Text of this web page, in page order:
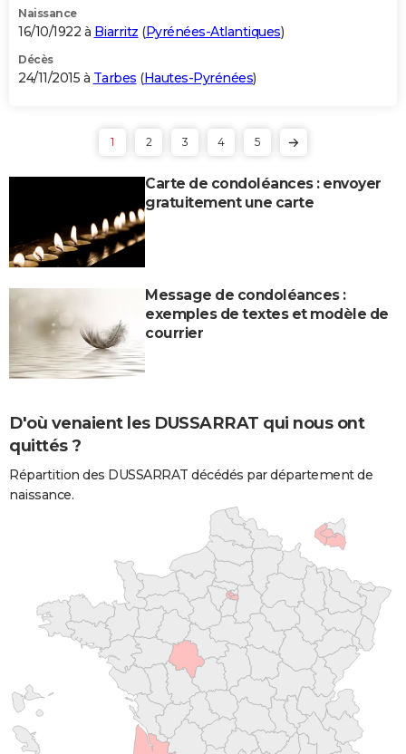
Naissance
16/10/1922 à Biarritz (Pyrénées-Atlantiques)
Décès
24/11/2015 à Tarbes (Hautes-Pyrénées)
1 2 3 4 5
Carte de condoléances : envoyer
gratuitement une carte
Message de condoléances :
exemples de textes et modèle de
courrier
D'où venaient les DUSSARRAT qui nous ont
quittés ?
Répartition des DUSSARRAT décédés par département de
naissance.